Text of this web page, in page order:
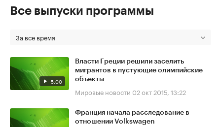
Все выпуски программы
За все время
5:00
Власти Греции решили заселить
мигрантов в пустующие олимпийские
объекты
Мировые новости 02 окт 2015, 13:22
Франция начала расследование в
отношении Volkswagen